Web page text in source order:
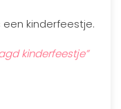
kinderfeestje.
kinderfeestje”